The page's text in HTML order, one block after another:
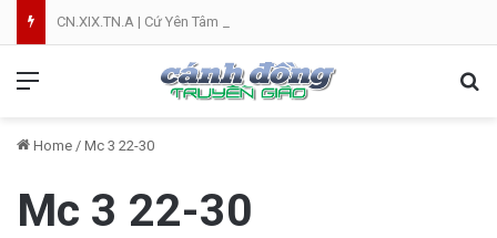
CN.XIX.TN.A | Cứ Yên Tâm | NVT
Home / Mc 3 22-30
Mc 3 22-30